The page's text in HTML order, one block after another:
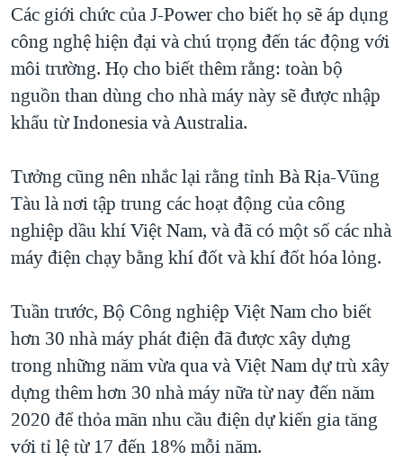
GIÁO DỤC
CÁC GIÁ TRỊ CỘNG HÒA Ở VIỆT NAM
THƯỢNG ĐỈNH TRUMP-KIM TẠI VIỆT NAM
TRỊNH VĨNH BÌNH VS. CHÍNH PHỦ VIỆT NAM
NGƯ DÂN VIỆT VÀ LÀN SÓNG TRỘM HẢI SÂM
BÊN KIA QUỐC LỘ: TIẾNG VỌNG TỪ NÔNG THÔN MỸ
QUAN HỆ VIỆT MỸ
Các giới chức của J-Power cho biết họ sẽ áp dụng
công nghệ hiện đại và chú trọng đến tác động với
môi trường. Họ cho biết thêm rằng: toàn bộ
nguồn than dùng cho nhà máy này sẽ được nhập
khẩu từ Indonesia và Australia.
Tưởng cũng nên nhắc lại rằng tỉnh Bà Rịa-Vũng
Tàu là nơi tập trung các hoạt động của công
nghiệp dầu khí Việt Nam, và đã có một số các nhà
máy điện chạy bằng khí đốt và khí đốt hóa lỏng.
Tuần trước, Bộ Công nghiệp Việt Nam cho biết
hơn 30 nhà máy phát điện đã được xây dựng
trong những năm vừa qua và Việt Nam dự trù xây
dựng thêm hơn 30 nhà máy nữa từ nay đến năm
2020 để thỏa mãn nhu cầu điện dự kiến gia tăng
với tỉ lệ từ 17 đến 18% mỗi năm.